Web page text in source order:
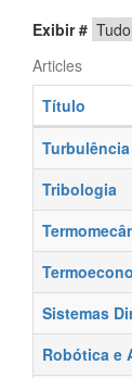
Exibir #
Articles
Título
Turbulência
Tribologia
Sistemas
Robótica e